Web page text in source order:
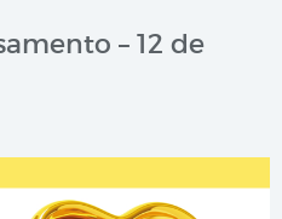
– 12 de